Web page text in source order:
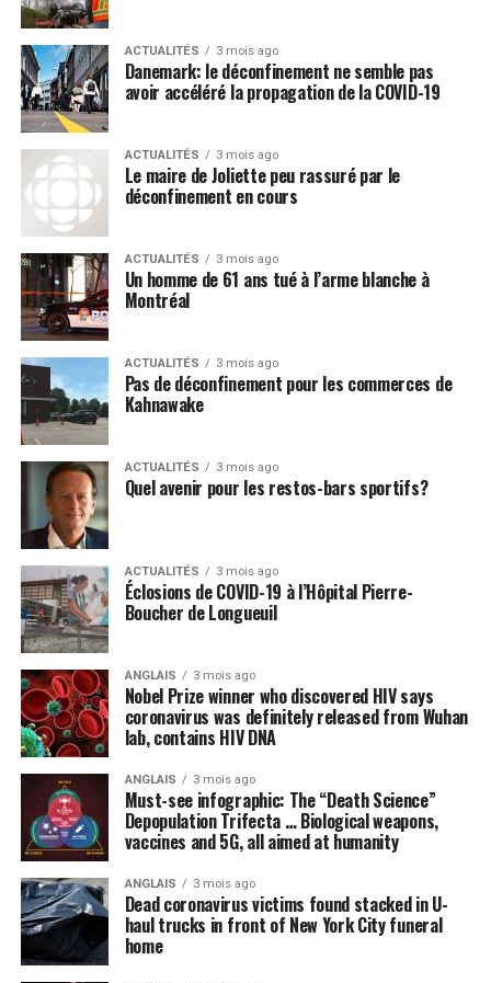
ACTUALITÉS 3 mois ago
Danemark: le déconfinement ne semble pas
avoir accéléré la propagation de la COVID-19
ACTUALITÉS 3 mois ago
Le maire de Joliette peu rassuré par le
déconfinement en cours
ACTUALITÉS 3 mois ago
Un homme de 61 ans tué à l’arme blanche à
Montréal
ACTUALITÉS 3 mois ago
Pas de déconfinement pour les commerces de
Kahnawake
ACTUALITÉS 3 mois ago
Quel avenir pour les restos-bars sportifs?
ACTUALITÉS 3 mois ago
Éclosions de COVID-19 à l’Hôpital Pierre-
Boucher de Longueuil
ANGLAIS 3 mois ago
Nobel Prize winner who discovered HIV says
coronavirus was definitely released from Wuhan
lab, contains HIV DNA
ANGLAIS 3 mois ago
Must-see infographic: The “Death Science”
Depopulation Trifecta … Biological weapons,
vaccines and 5G, all aimed at humanity
ANGLAIS 3 mois ago
Dead coronavirus victims found stacked in U-
haul trucks in front of New York City funeral
home